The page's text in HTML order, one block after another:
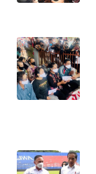
WN
TAPANULI
SELATAN
LESUNG